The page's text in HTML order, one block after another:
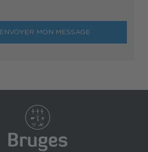
ENVOYER MON MESSAGE